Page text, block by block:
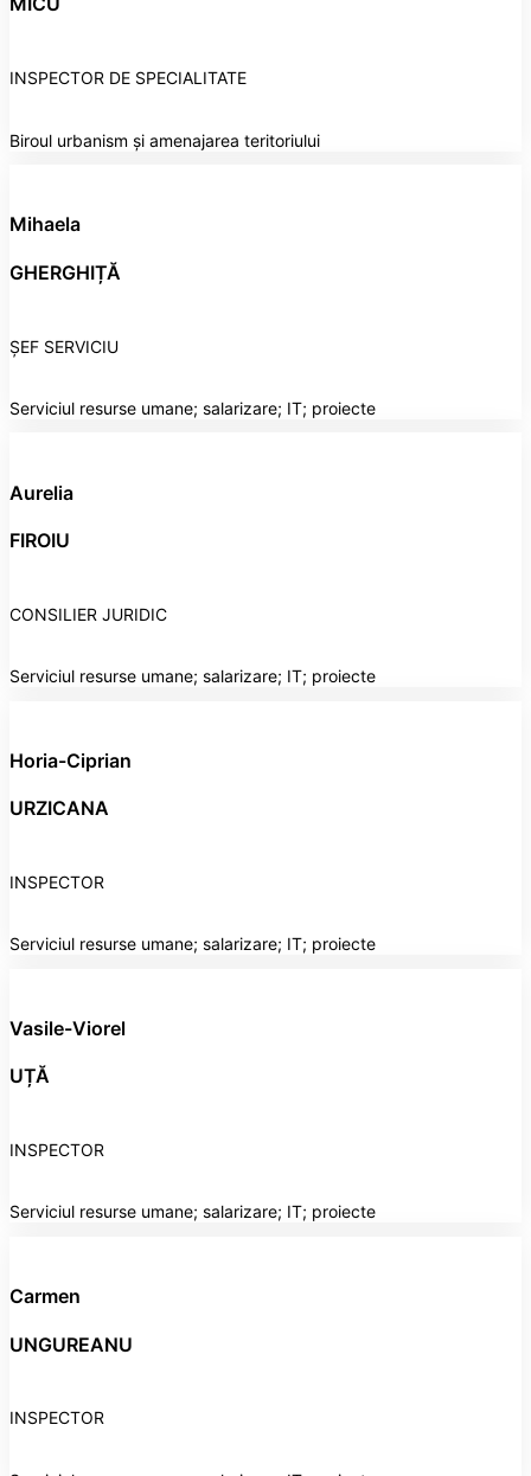
INSPECTOR DE SPECIALITATE
Biroul urbanism și amenajarea teritoriului
Mihaela
GHERGHIȚĂ
ȘEF SERVICIU
Serviciul resurse umane; salarizare; IT; proiecte
Aurelia
FIROIU
CONSILIER JURIDIC
Serviciul resurse umane; salarizare; IT; proiecte
Horia-Ciprian
URZICANA
INSPECTOR
Serviciul resurse umane; salarizare; IT; proiecte
Vasile-Viorel
UȚĂ
INSPECTOR
Serviciul resurse umane; salarizare; IT; proiecte
Carmen
UNGUREANU
INSPECTOR